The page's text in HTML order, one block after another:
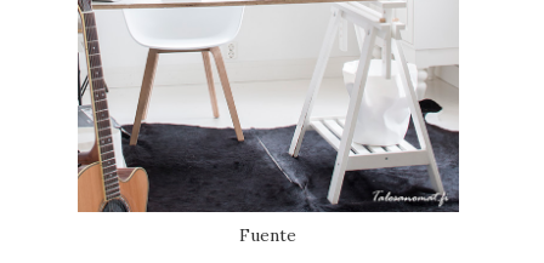
Fuente